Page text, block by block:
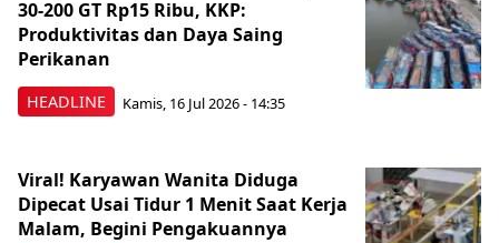
HEADLINE
30-200 GT Rp15 Ribu, KKP:
Produktivitas dan Daya Saing
Perikanan
Kamis, 16 Jul 2026 - 14:35
Viral! Karyawan Wanita Diduga
Dipecat Usai Tidur 1 Menit Saat Kerja
Malam, Begini Pengakuannya